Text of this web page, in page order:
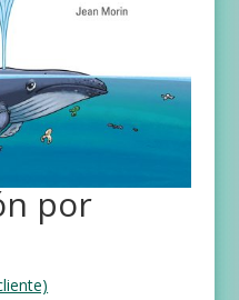
por